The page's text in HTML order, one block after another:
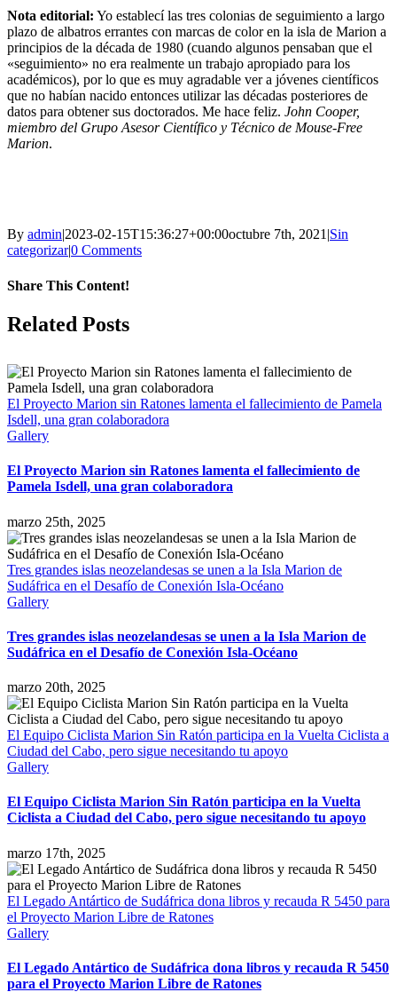
Nota editorial: Yo establecí las tres colonias de seguimiento a largo
plazo de albatros errantes con marcas de color en la isla de Marion a
principios de la década de 1980 (cuando algunos pensaban que el
«seguimiento» no era realmente un trabajo apropiado para los
académicos), por lo que es muy agradable ver a jóvenes científicos
que no habían nacido entonces utilizar las décadas posteriores de
datos para obtener sus doctorados. Me hace feliz. John Cooper,
miembro del Grupo Asesor Científico y Técnico de Mouse-Free
Marion.
By admin|2023-02-15T15:36:27+00:00octubre 7th, 2021|Sin
categorizar|0 Comments
Share This Content!
Facebook
X
LinkedIn
WhatsApp
Tumblr
Pinterest
Email
Related Posts
El Proyecto Marion sin Ratones lamenta el fallecimiento de Pamela
Isdell, una gran colaboradora
Gallery
El Proyecto Marion sin Ratones lamenta el fallecimiento de
Pamela Isdell, una gran colaboradora
marzo 25th, 2025
Tres grandes islas neozelandesas se unen a la Isla Marion de
Sudáfrica en el Desafío de Conexión Isla-Océano
Gallery
Tres grandes islas neozelandesas se unen a la Isla Marion de
Sudáfrica en el Desafío de Conexión Isla-Océano
marzo 20th, 2025
El Equipo Ciclista Marion Sin Ratón participa en la Vuelta Ciclista a
Ciudad del Cabo, pero sigue necesitando tu apoyo
Gallery
El Equipo Ciclista Marion Sin Ratón participa en la Vuelta
Ciclista a Ciudad del Cabo, pero sigue necesitando tu apoyo
marzo 17th, 2025
El Legado Antártico de Sudáfrica dona libros y recauda R 5450 para
el Proyecto Marion Libre de Ratones
Gallery
El Legado Antártico de Sudáfrica dona libros y recauda R 5450
para el Proyecto Marion Libre de Ratones